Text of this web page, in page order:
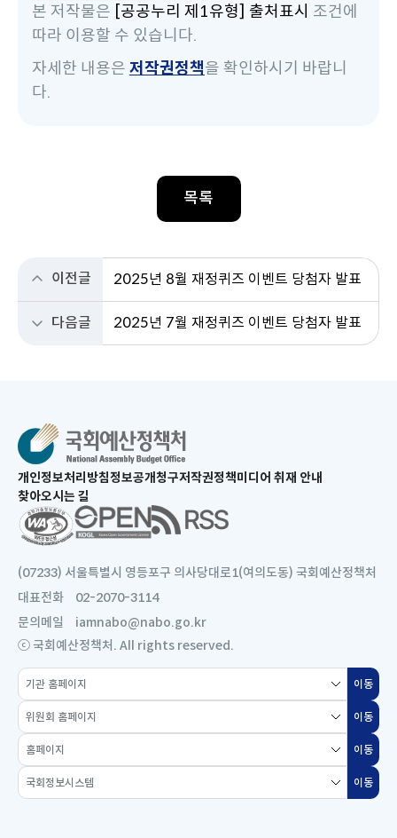
본 저작물은 [공공누리 제1유형] 출처표시 조건에
따라 이용할 수 있습니다.
자세한 내용은 저작권정책을 확인하시기 바랍니
다.
목록
이전글 2025년 8월 재정퀴즈 이벤트 당첨자 발표
다음글 2025년 7월 재정퀴즈 이벤트 당첨자 발표
개인정보처리방침새
으
로
림
정보공개청구저작권정책미디어 취재 안내
찾아오시는 길
새
창
로
열
림
(07233) 서울특별시 영등포구 의사당대로1(여의도동) 국회예산정책처
대표전화
02-2070-3114
문의메일
iamnabo@nabo.go.kr
ⓒ 국회예산정책처. All rights reserved.
소
관
기
관
홈
페
이
이동
창
으
로
열
림
위
원
회
홈
페
이
이동
창
으
로
열
홈
페
이
지
이동
창
으
국
회
이동
창